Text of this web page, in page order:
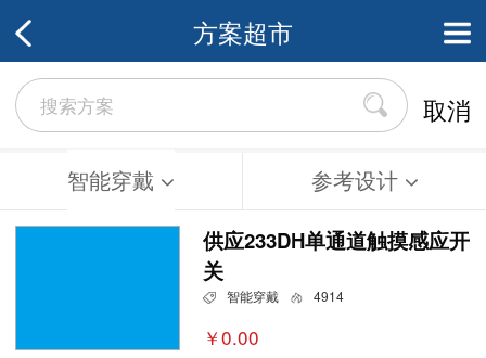
方案超市
取消
智能穿戴 参考设计
供应233DH单通道触摸感应开
关
智能穿戴 4914
￥0.00